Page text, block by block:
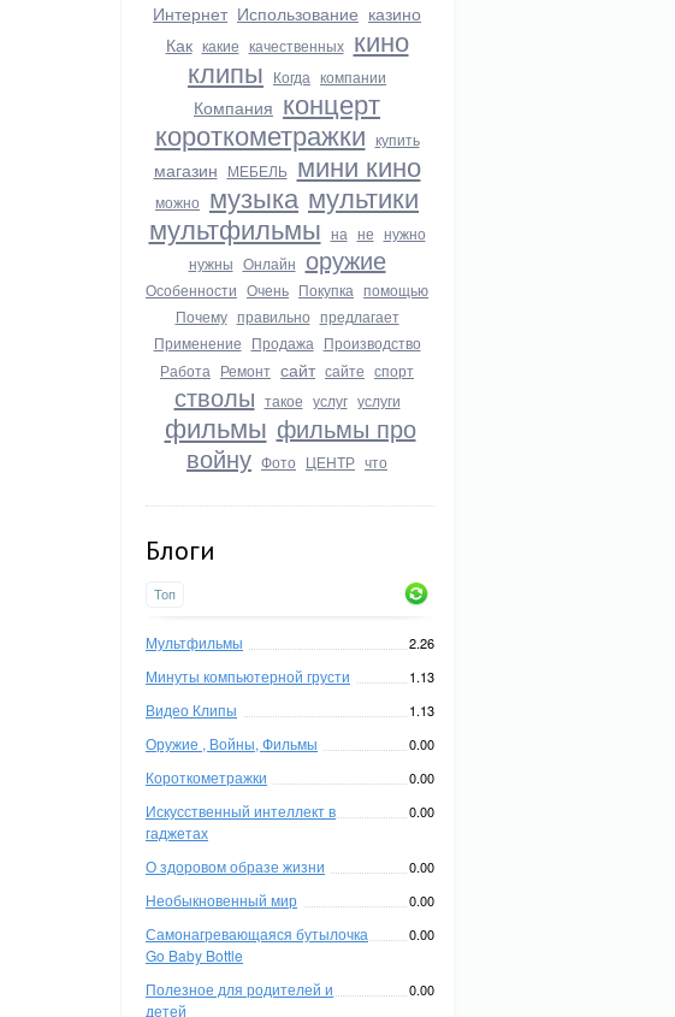
Интернет Использование казино
Как какие качественных кино
клипы Когда компании
Компания концерт
короткометражки купить
магазин МЕБЕЛЬ мини кино
можно музыка мультики
мультфильмы на не нужно
нужны Онлайн оружие
Особенности Очень Покупка помощью
Почему правильно предлагает
Применение Продажа Производство
Работа Ремонт сайт сайте спорт
стволы такое услуг услуги
фильмы фильмы про
войну Фото ЦЕНТР что
Блоги
Топ
Мультфильмы 2.26
Минуты компьютерной грусти 1.13
Видео Клипы 1.13
Оружие , Войны, Фильмы 0.00
Короткометражки 0.00
Искусственный интеллект в
гаджетах
0.00
О здоровом образе жизни 0.00
Необыкновенный мир 0.00
Самонагревающаяся бутылочка
Go Baby Bottle
0.00
Полезное для родителей и
детей
0.00